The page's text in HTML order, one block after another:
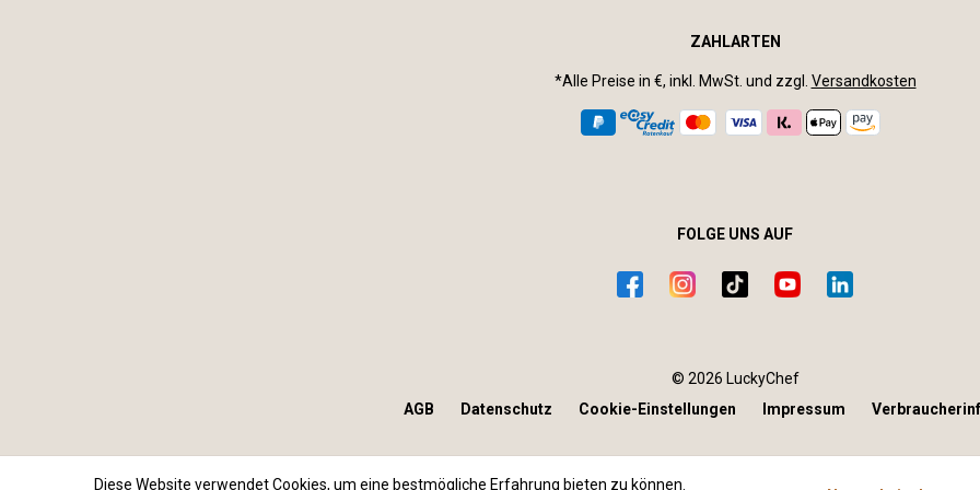
ZAHLARTEN
*Alle Preise in €, inkl. MwSt. und zzgl. Versandkosten
FOLGE UNS AUF
© 2026 LuckyChef
AGB
Datenschutz Cookie-Einstellungen Impressum
Diese Website verwendet Cookies, um eine bestmögliche Erfahrung bieten zu können.